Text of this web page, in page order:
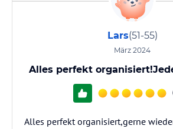
Lars(51-55)
März 2024
Alles perfekt
Alles perfekt organisiert,gerne